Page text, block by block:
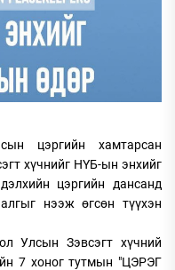
цэргийн хамтарсан
хүчнийг НҮБ-ын энхийг
цэргийн дансанд
нээж өгсөн түүхэн
Улсын Зэвсэгт хүчний
7 хоног тутмын "ЦЭРЭГ